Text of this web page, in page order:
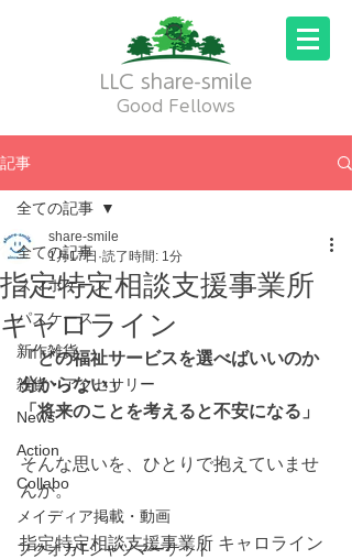
LLC share-smile
Good Fellows
記事
全ての記事
スマホケース
パスケース
新作雑貨
雑貨・アクセサリー
News
Action
Collabo
メイディア掲載・動画
フクオカTシャツマーケット
全ての記事
指定特定相談支援事業所
キャロライン
share-smile
1月17日 読了時間: 1分
「どの福祉サービスを選べばいいのか
分からない」
「将来のことを考えると不安になる」
そんな思いを、ひとりで抱えていませ
んか。
指定特定相談支援事業所 キャロライン